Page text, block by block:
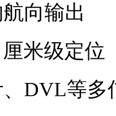
向输出
米级定位
DVL等多